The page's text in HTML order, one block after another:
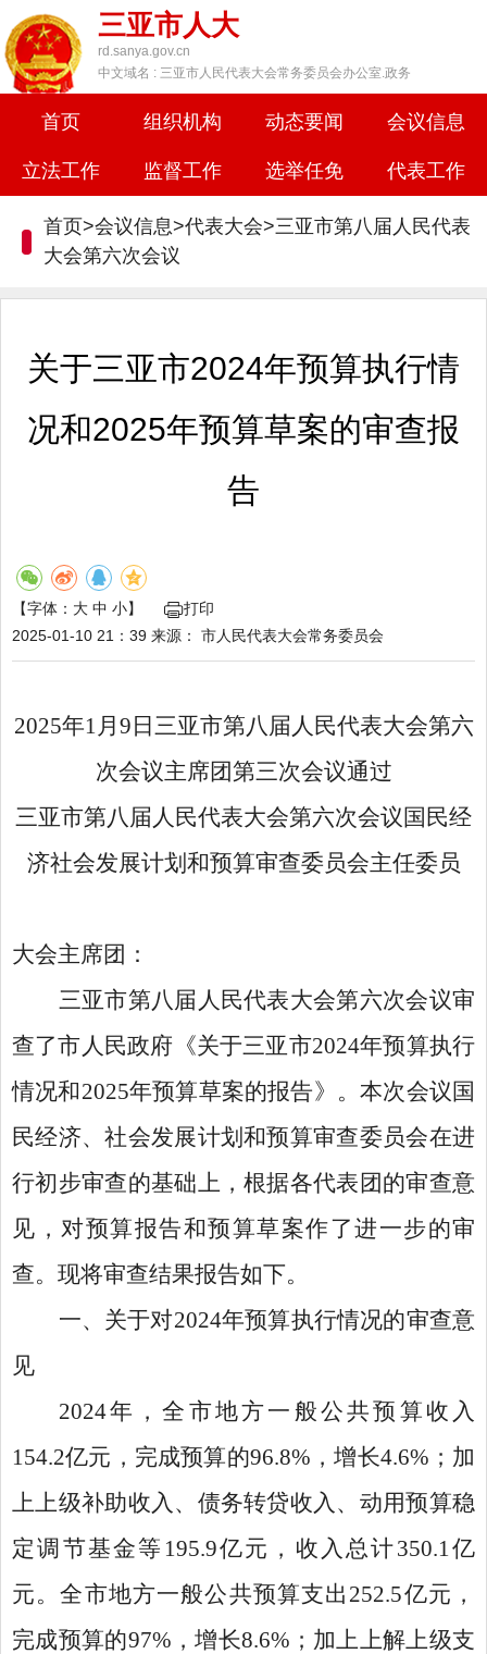
三亚市人大
rd.sanya.gov.cn
中文域名 : 三亚市人民代表大会常务委员会办公室.政务
首页 组织机构 动态要闻 会议信息
立法工作 监督工作 选举任免 代表工作
首页>会议信息>代表大会>三亚市第八届人民代表
大会第六次会议
关于三亚市2024年预算执行情
况和2025年预算草案的审查报
告
【字体： 大 中 小】
打印
2025-01-10 21：39 来源： 市人民代表大会常务委员会
2025年1月9日三亚市第八届人民代表大会第六
次会议主席团第三次会议通过
三亚市第八届人民代表大会第六次会议国民经
济社会发展计划和预算审查委员会主任委员
大会主席团：
三亚市第八届人民代表大会第六次会议审
查了市人民政府《关于三亚市2024年预算执行
情况和2025年预算草案的报告》。本次会议国
民经济、社会发展计划和预算审查委员会在进
行初步审查的基础上，根据各代表团的审查意
见，对预算报告和预算草案作了进一步的审
查。现将审查结果报告如下。
一、关于对2024年预算执行情况的审查意
见
2024年，全市地方一般公共预算收入
154.2亿元，完成预算的96.8%，增长4.6%；加
上上级补助收入、债务转贷收入、动用预算稳
定调节基金等195.9亿元，收入总计350.1亿
元。全市地方一般公共预算支出252.5亿元，
完成预算的97%，增长8.6%；加上上解上级支